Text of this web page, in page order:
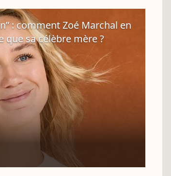
: comment Zoé Marchal en
que sa célèbre mère ?